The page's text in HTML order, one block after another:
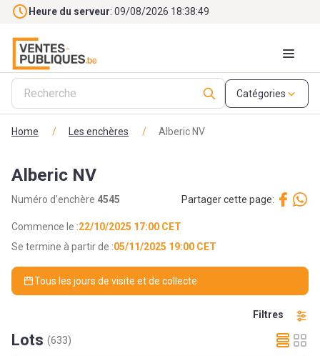
Skip to main content
Heure du serveur: 09/08/2026 18:38:51
Catégories
Home / Les enchères / Alberic NV
Alberic NV
Numéro d'enchère 4545 Partager cette page:
Commence le :22/10/2025 17:00 CET
Se termine à partir de :05/11/2025 19:00 CET
Tous les jours de visite et de collecte
Filtres
Lots (633)